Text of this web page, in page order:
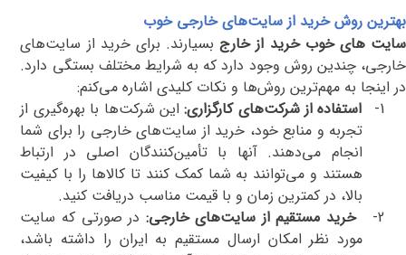
بهترین روش خرید از سایت‌های خارجی خوب
سایت های خوب خرید از خارجبسیارند. برای خرید از سایت‌های
خارجی، چندین روش وجود دارد که به شرایط مختلف بستگی دارد.
در اینجا به مهم‌ترین روش‌ها و نکات کلیدی اشاره می‌کنم:
1-
استفاده از شرکت‌های کارگزاری:این شرکت‌ها با بهره‌گیری از
تجربه و منابع خود، خرید از سایت‌های خارجی را برای شما
انجام می‌دهند. آنها با تأمین‌کنندگان اصلی در ارتباط
هستند و می‌توانند به شما کمک کنند تا کالاها را با کیفیت
بالا، در کمترین زمان و با قیمت مناسب دریافت کنید.
2-
خرید مستقیم از سایت‌های خارجی: در صورتی که سایت
مورد نظر امکان ارسال مستقیم به ایران را داشته باشد،